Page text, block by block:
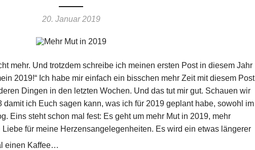
20. Januar 2019
mehr. Und trotzdem schreibe ich meinen ersten Post in diesem Jahr
2019!“ Ich habe mir einfach ein bisschen mehr Zeit mit diesem Post
Dingen in den letzten Wochen. Und das tut mir gut. Schauen wir
damit ich Euch sagen kann, was ich für 2019 geplant habe, sowohl im
Eins steht schon mal fest: Es geht um mehr Mut in 2019, mehr
für meine Herzensangelegenheiten. Es wird ein etwas längerer
einen Kaffee…